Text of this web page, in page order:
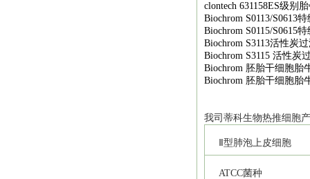
clontech 631158ES级别
Biochrom S0113/S0613特
Biochrom S0115/S0615特
Biochrom S3113活性炭
Biochrom S3115 活性炭
Biochrom 胚胎干细胞胎
Biochrom 胚胎干细胞胎
我司 蒂科生物热推细胞
Ⅱ型肺泡上皮细胞
ATCC菌种